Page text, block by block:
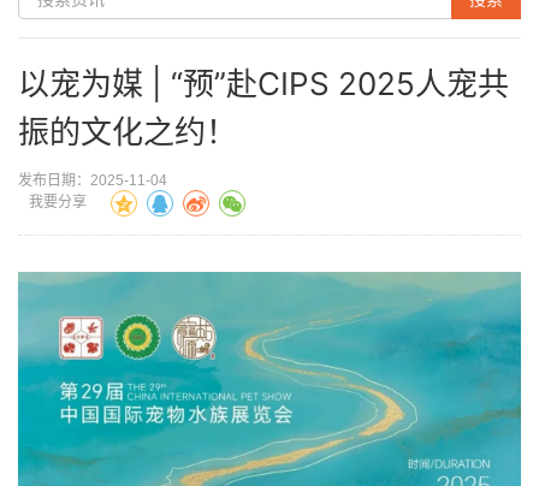
以宠为媒 | “预”赴CIPS 2025人宠共
振的文化之约！
发布日期：2025-11-04
我要分享